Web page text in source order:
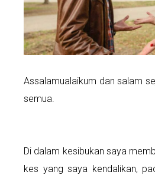
Assalamualaikum dan salam
semua.
Di dalam kesibukan saya
kes yang saya kendalikan,